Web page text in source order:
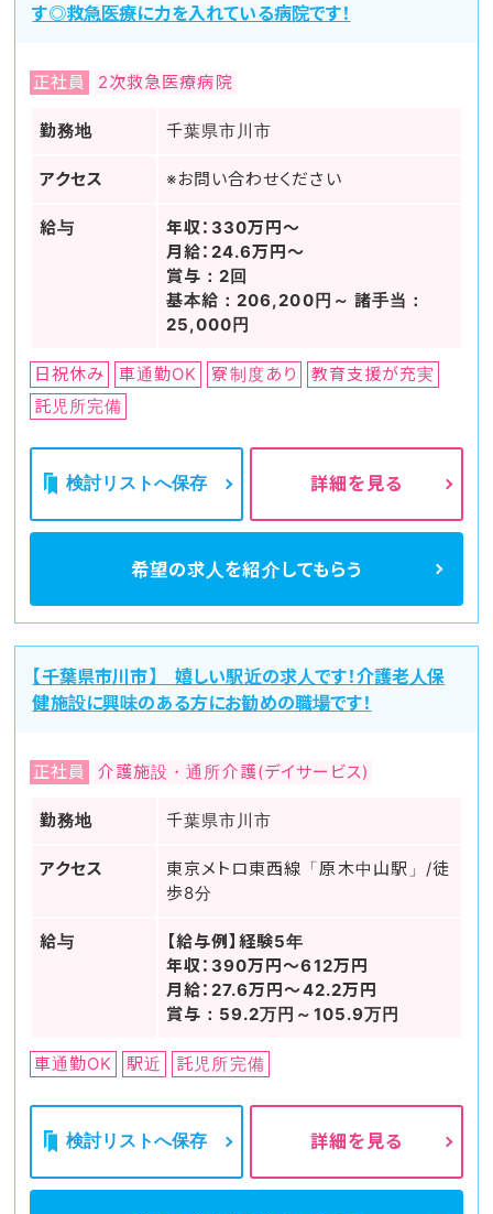
す◎救急医療に力を入れている病院です！
正社員 2次救急医療病院
勤務地 千葉県市川市
アクセス ※お問い合わせください
給与
年収：330万円～
月給：24.6万円～
賞与：2回
基本給：206,200円～ 諸手当：
25,000円
日祝休み 車通勤OK 寮制度あり
教育支援が充実
託児所完備
検討リストへ保存 詳細を見る
希望の求人を紹介してもらう
【千葉県市川市】 嬉しい駅近の求人です！介護老人保
健施設に興味のある方にお勧めの職場です！
正社員 介護施設・通所介護(デイサービス)
勤務地 千葉県市川市
アクセス
東京メトロ東西線「原木中山駅」/徒
歩8分
給与
【給与例】経験5年
年収：390万円～612万円
月給：27.6万円～42.2万円
賞与：59.2万円～105.9万円
車通勤OK 駅近 託児所完備
検討リストへ保存 詳細を見る